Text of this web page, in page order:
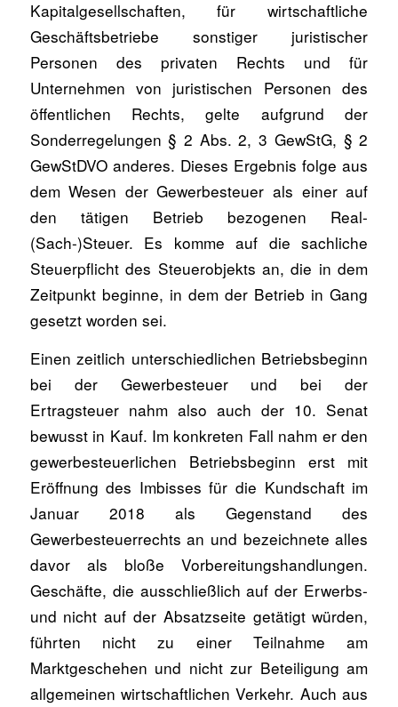
Kapitalgesellschaften, für wirtschaftliche
Geschäftsbetriebe sonstiger juristischer
Personen des privaten Rechts und für
Unternehmen von juristischen Personen des
öffentlichen Rechts, gelte aufgrund der
Sonderregelungen § 2 Abs. 2, 3 GewStG, § 2
GewStDVO anderes. Dieses Ergebnis folge aus
dem Wesen der Gewerbesteuer als einer auf
den tätigen Betrieb bezogenen Real-
(Sach-)Steuer. Es komme auf die sachliche
Steuerpflicht des Steuerobjekts an, die in dem
Zeitpunkt beginne, in dem der Betrieb in Gang
gesetzt worden sei.
Einen zeitlich unterschiedlichen Betriebsbeginn
bei der Gewerbesteuer und bei der
Ertragsteuer nahm also auch der 10. Senat
bewusst in Kauf. Im konkreten Fall nahm er den
gewerbesteuerlichen Betriebsbeginn erst mit
Eröffnung des Imbisses für die Kundschaft im
Januar 2018 als Gegenstand des
Gewerbesteuerrechts an und bezeichnete alles
davor als bloße Vorbereitungshandlungen.
Geschäfte, die ausschließlich auf der Erwerbs-
und nicht auf der Absatzseite getätigt würden,
führten nicht zu einer Teilnahme am
Marktgeschehen und nicht zur Beteiligung am
allgemeinen wirtschaftlichen Verkehr. Auch aus